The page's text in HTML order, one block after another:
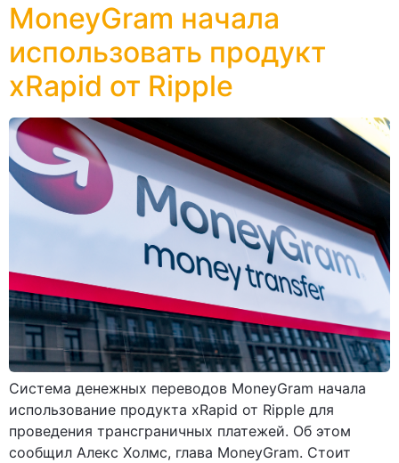
MoneyGram начала
использовать продукт
xRapid от Ripple
Система денежных переводов MoneyGram начала
использование продукта xRapid от Ripple для
проведения трансграничных платежей. Об этом
сообщил Алекс Холмс, глава MoneyGram. Стоит